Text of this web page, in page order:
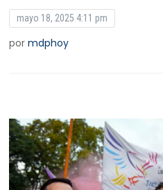
mayo 18, 2025 4:11 pm
pormdphoy